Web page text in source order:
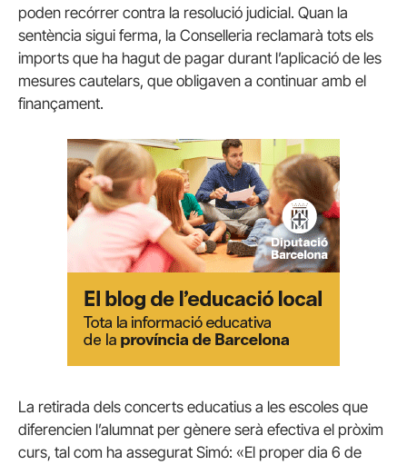
poden recórrer contra la resolució judicial. Quan la
sentència sigui ferma, la Conselleria reclamarà tots els
imports que ha hagut de pagar durant l’aplicació de les
mesures cautelars, que obligaven a continuar amb el
finançament.
La retirada dels concerts educatius a les escoles que
diferencien l’alumnat per gènere serà efectiva el pròxim
curs, tal com ha assegurat Simó: «El proper dia 6 de